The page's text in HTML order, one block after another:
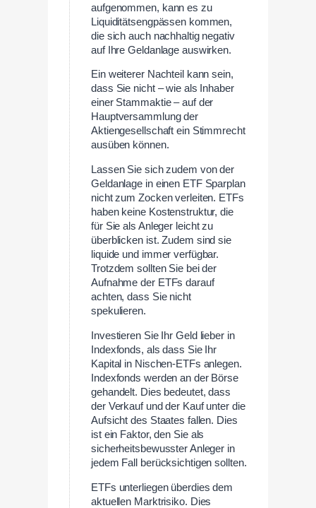
aufgenommen, kann es zu
Liquiditätsengpässen kommen,
die sich auch nachhaltig negativ
auf Ihre Geldanlage auswirken.
Ein weiterer Nachteil kann sein,
dass Sie nicht – wie als Inhaber
einer Stammaktie – auf der
Hauptversammlung der
Aktiengesellschaft ein Stimmrecht
ausüben können.
Lassen Sie sich zudem von der
Geldanlage in einen ETF Sparplan
nicht zum Zocken verleiten. ETFs
haben keine Kostenstruktur, die
für Sie als Anleger leicht zu
überblicken ist. Zudem sind sie
liquide und immer verfügbar.
Trotzdem sollten Sie bei der
Aufnahme der ETFs darauf
achten, dass Sie nicht
spekulieren.
Investieren Sie Ihr Geld lieber in
Indexfonds, als dass Sie Ihr
Kapital in Nischen-ETFs anlegen.
Indexfonds werden an der Börse
gehandelt. Dies bedeutet, dass
der Verkauf und der Kauf unter die
Aufsicht des Staates fallen. Dies
ist ein Faktor, den Sie als
sicherheitsbewusster Anleger in
jedem Fall berücksichtigen sollten.
ETFs unterliegen überdies dem
aktuellen Marktrisiko. Dies